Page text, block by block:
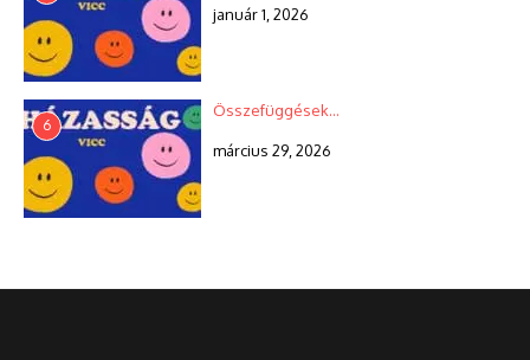
január 1, 2026
6
Összefüggések…
március 29, 2026